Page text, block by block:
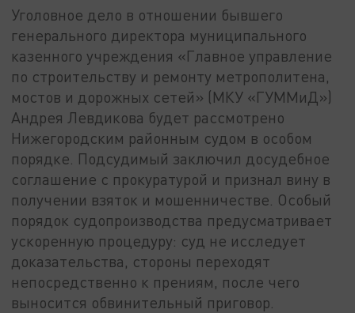
Уголовное дело в отношении бывшего
генерального директора муниципального
казенного учреждения «Главное управление
по строительству и ремонту метрополитена,
мостов и дорожных сетей» (МКУ «ГУММиД»)
Андрея Левдикова будет рассмотрено
Нижегородским районным судом в особом
порядке. Подсудимый заключил досудебное
соглашение с прокуратурой и признал вину в
получении взяток и мошенничестве. Особый
порядок судопроизводства предусматривает
ускоренную процедуру: суд не исследует
доказательства, стороны переходят
непосредственно к прениям, после чего
выносится обвинительный приговор.